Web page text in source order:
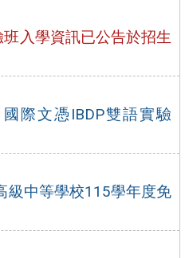
入學資訊已公告於招生
際文憑IBDP雙語實驗
級中等學校115學年度免